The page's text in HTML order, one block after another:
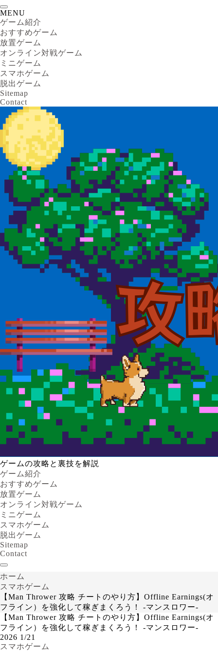
MENU
ゲーム紹介
おすすめゲーム
放置ゲーム
オンライン対戦ゲーム
ミニゲーム
スマホゲーム
脱出ゲーム
Sitemap
Contact
ゲームの攻略と裏技を解説
ゲーム紹介
おすすめゲーム
放置ゲーム
オンライン対戦ゲーム
ミニゲーム
スマホゲーム
脱出ゲーム
Sitemap
Contact
ホーム
スマホゲーム
【Man Thrower 攻略 チートのやり方】Offline Earnings(オ
フライン）を強化して稼ぎまくろう！ -マンスロワー-
【Man Thrower 攻略 チートのやり方】Offline Earnings(オ
フライン）を強化して稼ぎまくろう！ -マンスロワー-
2026 1/21
スマホゲーム